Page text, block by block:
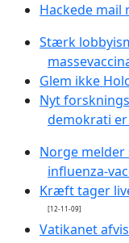
Hackede mail
Stærk
Glem ikke
Nyt
demokrati
Norge
influenza-
Kræft tager
[12-11-09]
Vatikanet